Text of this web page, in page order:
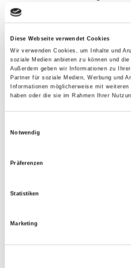
Diese Webseite verwendet Cookies
Wir verwenden Cookies, um Inhalte und
soziale Medien anbieten zu können und
Außerdem geben wir Informationen zu
Partner für soziale Medien, Werbung und
Informationen möglicherweise mit
haben oder die sie im Rahmen Ihrer
Notwendig
Präferenzen
Statistiken
Marketing
Einbauten ergänzen.
darin, einen flächigen
verspiegelten
feststehenden
den beweglichen
Seite schaffen. Zudem
Wandverkleidungen
Wandflächen angepasst
den zahlreichen
Waschtischen einen
behaglichen
dabei gleichermaßen
Durch intensive